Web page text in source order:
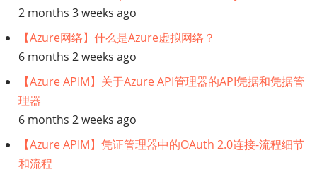
决
策
的
人
工
2 months 3 weeks ago
【Azure网络】什么是Azure虚拟网络？
6 months 2 weeks ago
【Azure APIM】关于Azure API管理器的API凭据和凭据管
理器
6 months 2 weeks ago
【Azure APIM】凭证管理器中的OAuth 2.0连接-流程细节
和流程